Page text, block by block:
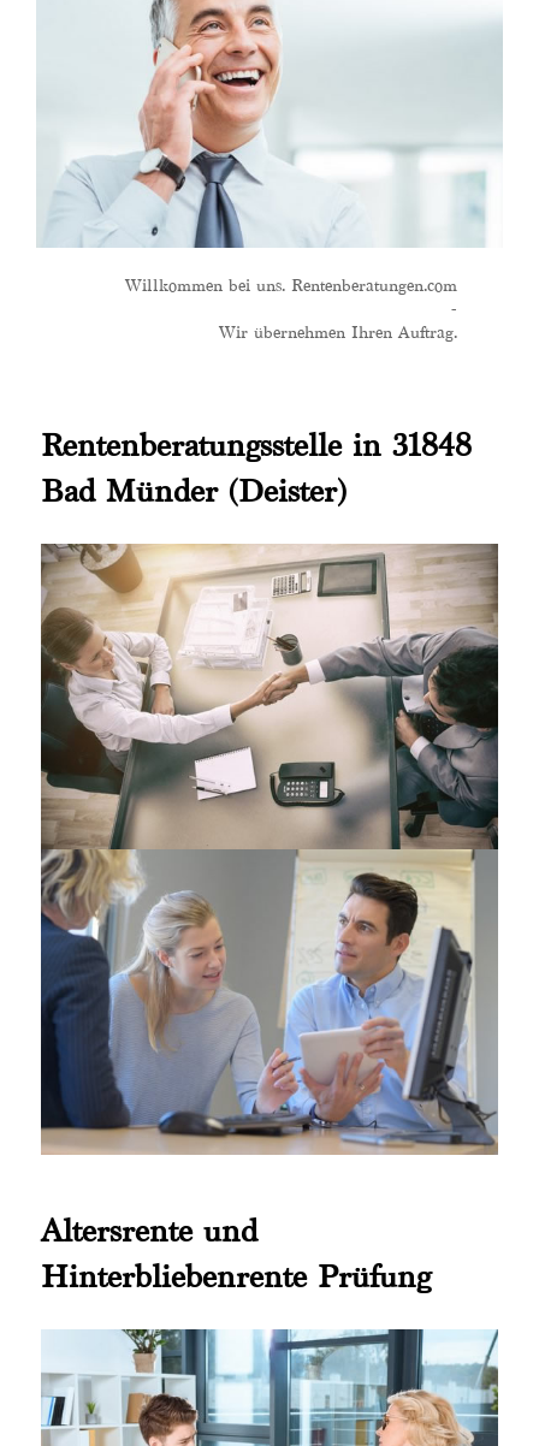
Willkommen bei uns. Rentenberatungen.com
-
Wir übernehmen Ihren Auftrag.
Rentenberatungsstelle in 31848
Bad Münder (Deister)
Altersrente und
Hinterbliebenrente Prüfung